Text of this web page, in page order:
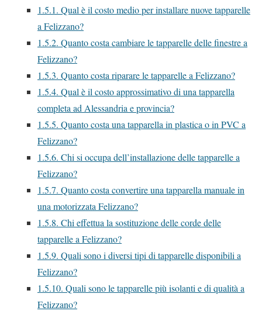
1.5.1. Qual è il costo medio per installare nuove tapparelle
a Felizzano?
1.5.2. Quanto costa cambiare le tapparelle delle finestre a
Felizzano?
1.5.3. Quanto costa riparare le tapparelle a Felizzano?
1.5.4. Qual è il costo approssimativo di una tapparella
completa ad Alessandria e provincia?
1.5.5. Quanto costa una tapparella in plastica o in PVC a
Felizzano?
1.5.6. Chi si occupa dell’installazione delle tapparelle a
Felizzano?
1.5.7. Quanto costa convertire una tapparella manuale in
una motorizzata Felizzano?
1.5.8. Chi effettua la sostituzione delle corde delle
tapparelle a Felizzano?
1.5.9. Quali sono i diversi tipi di tapparelle disponibili a
Felizzano?
1.5.10. Quali sono le tapparelle più isolanti e di qualità a
Felizzano?